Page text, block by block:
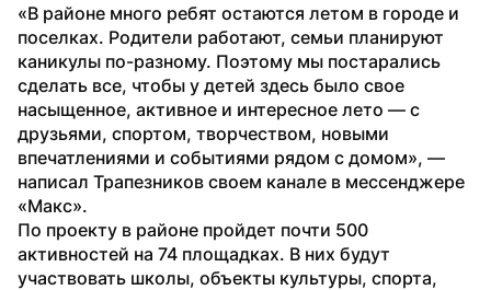
«В районе много ребят остаются летом в городе и
поселках. Родители работают, семьи планируют
каникулы по-разному. Поэтому мы постарались
сделать все, чтобы у детей здесь было свое
насыщенное, активное и интересное лето — с
друзьями, спортом, творчеством, новыми
впечатлениями и событиями рядом с домом», —
написал Трапезников своем канале в мессенджере
«Макс».
По проекту в районе пройдет почти 500
активностей на 74 площадках. В них будут
участвовать школы, объекты культуры, спорта,